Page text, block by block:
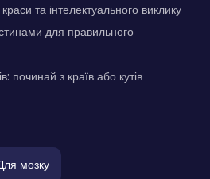
та інтелектуального виклику
для правильного
починай з країв або кутів
мозку